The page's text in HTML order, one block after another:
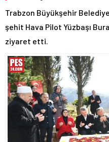
Trabzon Büyükşehir
şehit Hava Pilot Yüzbaşı
ziyaret etti.